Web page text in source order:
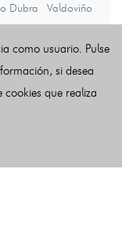
Dubra
Valdoviño
Últimas noticias
como usuario. Pulse
si desea
que realiza